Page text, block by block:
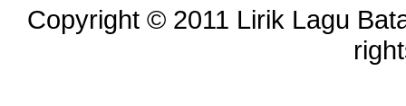
Copyright © 2011 Lirik Lagu